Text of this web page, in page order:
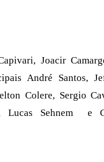
Joacir
André Santos,
Colere, Sergio
Lucas Sehnem e